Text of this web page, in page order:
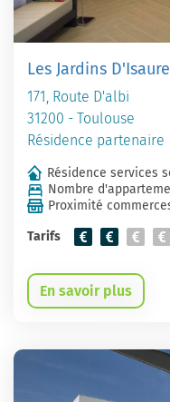
Les Jardins D'Isaure
171, Route D'albi
31200 - Toulouse
Résidence partenaire
Résidence services
Nombre
Proximité
Tarifs
En savoir plus